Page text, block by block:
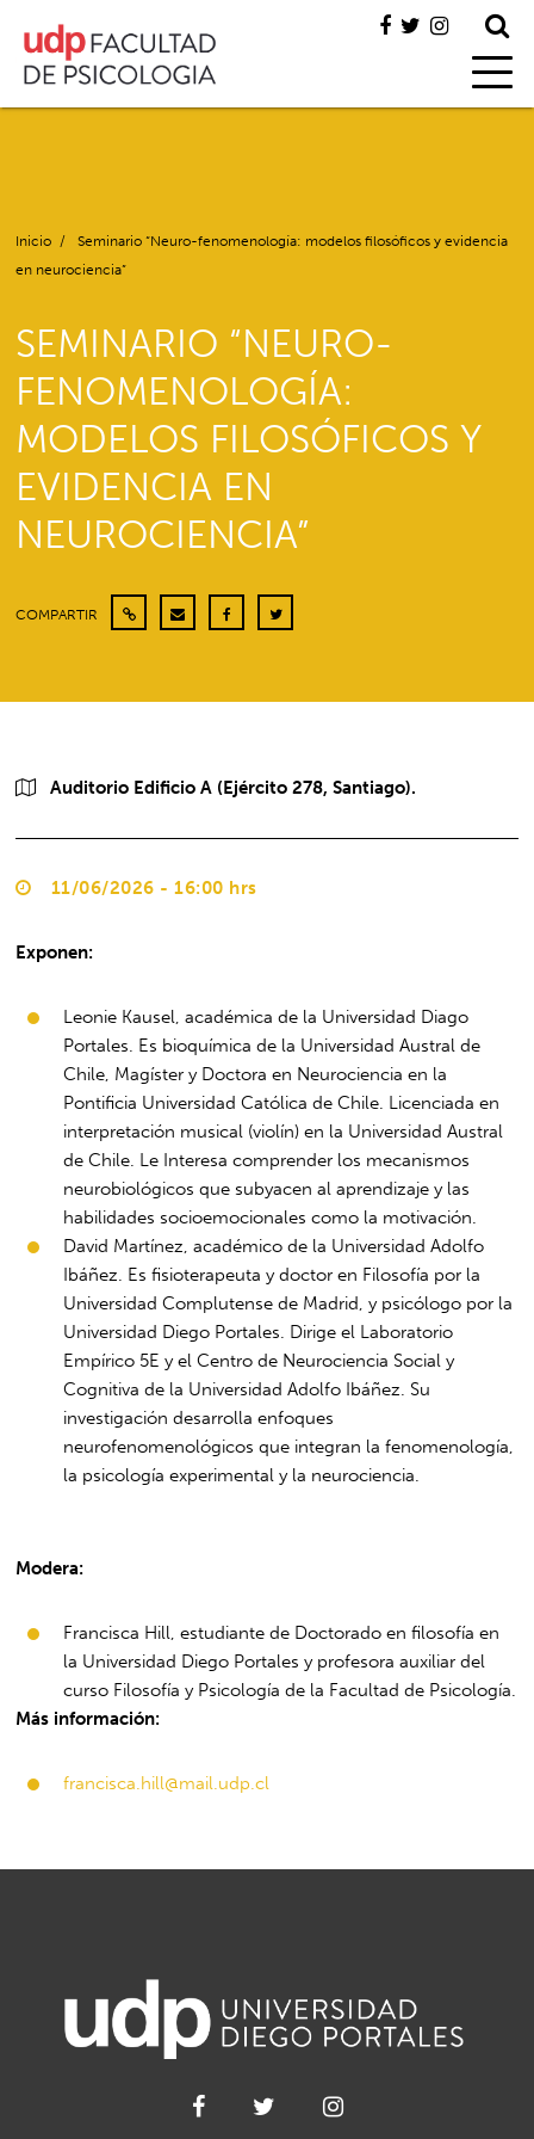
Inicio /
Seminario “Neuro-fenomenología: modelos filosóficos y evidencia
en neurociencia”
SEMINARIO “NEURO-
FENOMENOLOGÍA:
MODELOS FILOSÓFICOS Y
EVIDENCIA EN
NEUROCIENCIA”
COMPARTIR
Auditorio Edificio A (Ejército 278, Santiago).
11/06/2026 - 16:00 hrs
Exponen:
Leonie Kausel, académica de la Universidad Diago
Portales. Es bioquímica de la Universidad Austral de
Chile, Magíster y Doctora en Neurociencia en la
Pontificia Universidad Católica de Chile. Licenciada en
interpretación musical (violín) en la Universidad Austral
de Chile. Le Interesa comprender los mecanismos
neurobiológicos que subyacen al aprendizaje y las
habilidades socioemocionales como la motivación.
David Martínez, académico de la Universidad Adolfo
Ibáñez. Es fisioterapeuta y doctor en Filosofía por la
Universidad Complutense de Madrid, y psicólogo por la
Universidad Diego Portales. Dirige el Laboratorio
Empírico 5E y el Centro de Neurociencia Social y
Cognitiva de la Universidad Adolfo Ibáñez. Su
investigación desarrolla enfoques
neurofenomenológicos que integran la fenomenología,
la psicología experimental y la neurociencia.
Modera:
Francisca Hill, estudiante de Doctorado en filosofía en
la Universidad Diego Portales y profesora auxiliar del
curso Filosofía y Psicología de la Facultad de Psicología.
Más información:
francisca.hill@mail.udp.cl